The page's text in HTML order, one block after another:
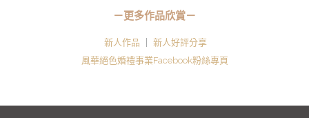
－更多作品欣賞－
新人作品
新人好評分享
風華絕色婚禮事業Facebook粉絲專頁